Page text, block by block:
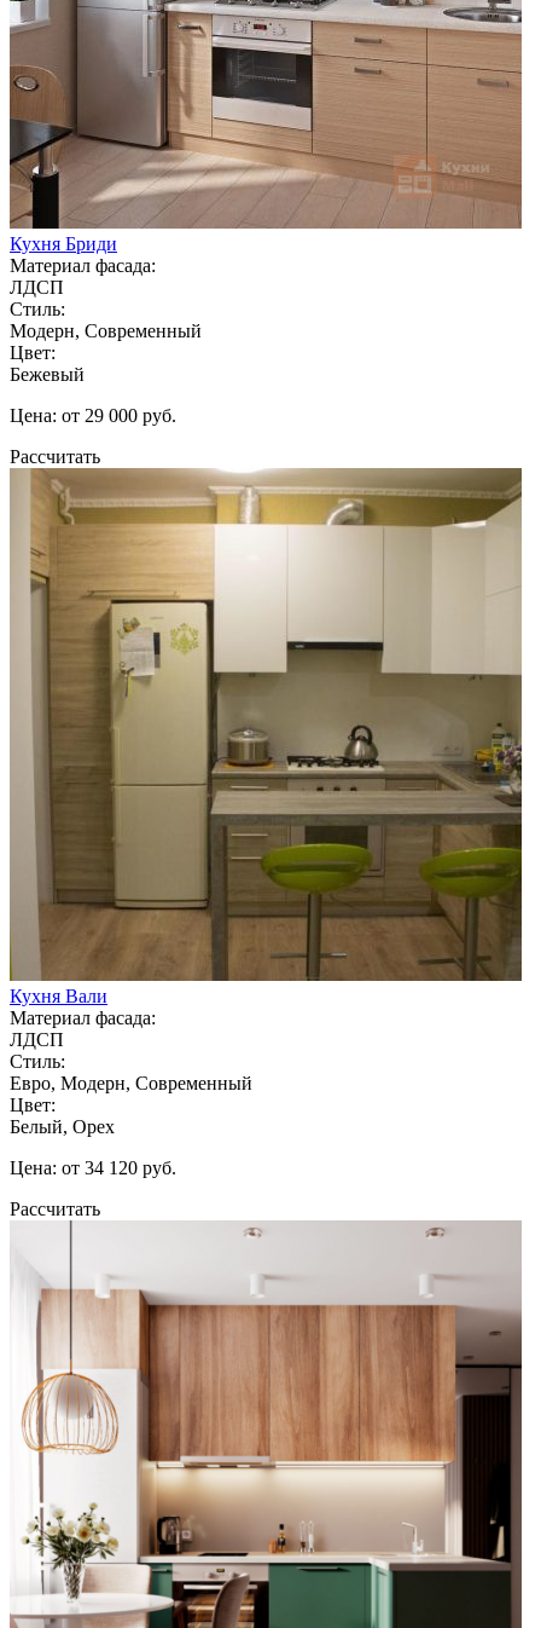
Кухня Бриди
Материал фасада:
ЛДСП
Стиль:
Модерн, Современный
Цвет:
Бежевый
Цена: от 29 000 руб.
Рассчитать
Кухня Вали
Материал фасада:
ЛДСП
Стиль:
Евро, Модерн, Современный
Цвет:
Белый, Орех
Цена: от 34 120 руб.
Рассчитать